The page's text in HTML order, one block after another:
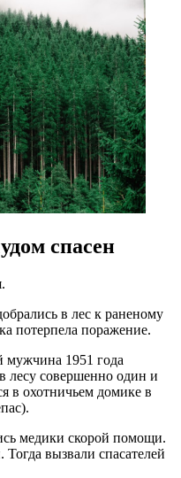
спасен
в лес к раненому
потерпела поражение.
мужчина 1951 года
лесу совершенно один и
в охотничьем домике в
медики скорой помощи.
вызвали спасателей